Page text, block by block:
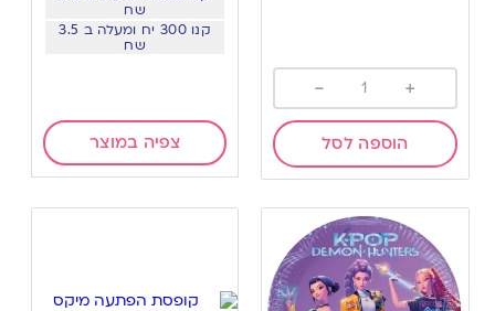
+
-
הוספה לסל
שח
קנו 300 יח ומעלה ב 3.5
שח
צפיה במוצר